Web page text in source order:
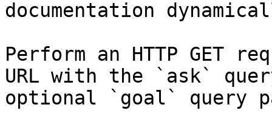
documentation
Perform an HTTP GET
URL with the `ask`
optional `goal` query